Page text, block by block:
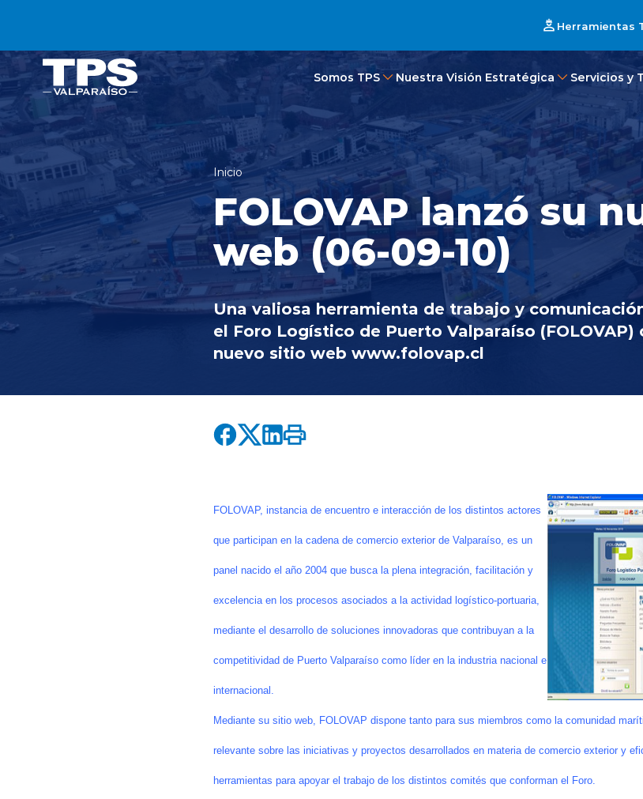
Herramientas
Somos TPS Nuestra Visión Estratégica Servicios y
Inicio
FOLOVAP lanzó su
web (06-09-10)
Una valiosa herramienta de trabajo y
el Foro Logístico de Puerto Valparaíso
nuevo sitio web www.folovap.cl
FOLOVAP, instancia de encuentro e interacción de los distintos actores
que participan en la cadena de comercio exterior de Valparaíso, es un
panel nacido el año 2004 que busca la plena integración, facilitación y
excelencia en los procesos asociados a la actividad logístico-portuaria,
mediante el desarrollo de soluciones innovadoras que contribuyan a la
competitividad de Puerto Valparaíso como líder en la industria nacional e
internacional.
Mediante su sitio web, FOLOVAP dispone tanto para sus miembros como la comunidad
relevante sobre las iniciativas y proyectos desarrollados en materia de comercio exterior y
herramientas para apoyar el trabajo de los distintos comités que conforman el Foro.